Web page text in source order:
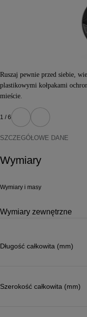
Ruszaj pewnie przed siebie,
plastikowymi kołpakami
mieście.
1 / 6 PoprzedniNastępny
SZCZEGÓŁOWE DANE
Wymiary
Wymiary i masy
Wymiary zewnętrzne
Długość całkowita (mm)
Szerokość całkowita (mm)